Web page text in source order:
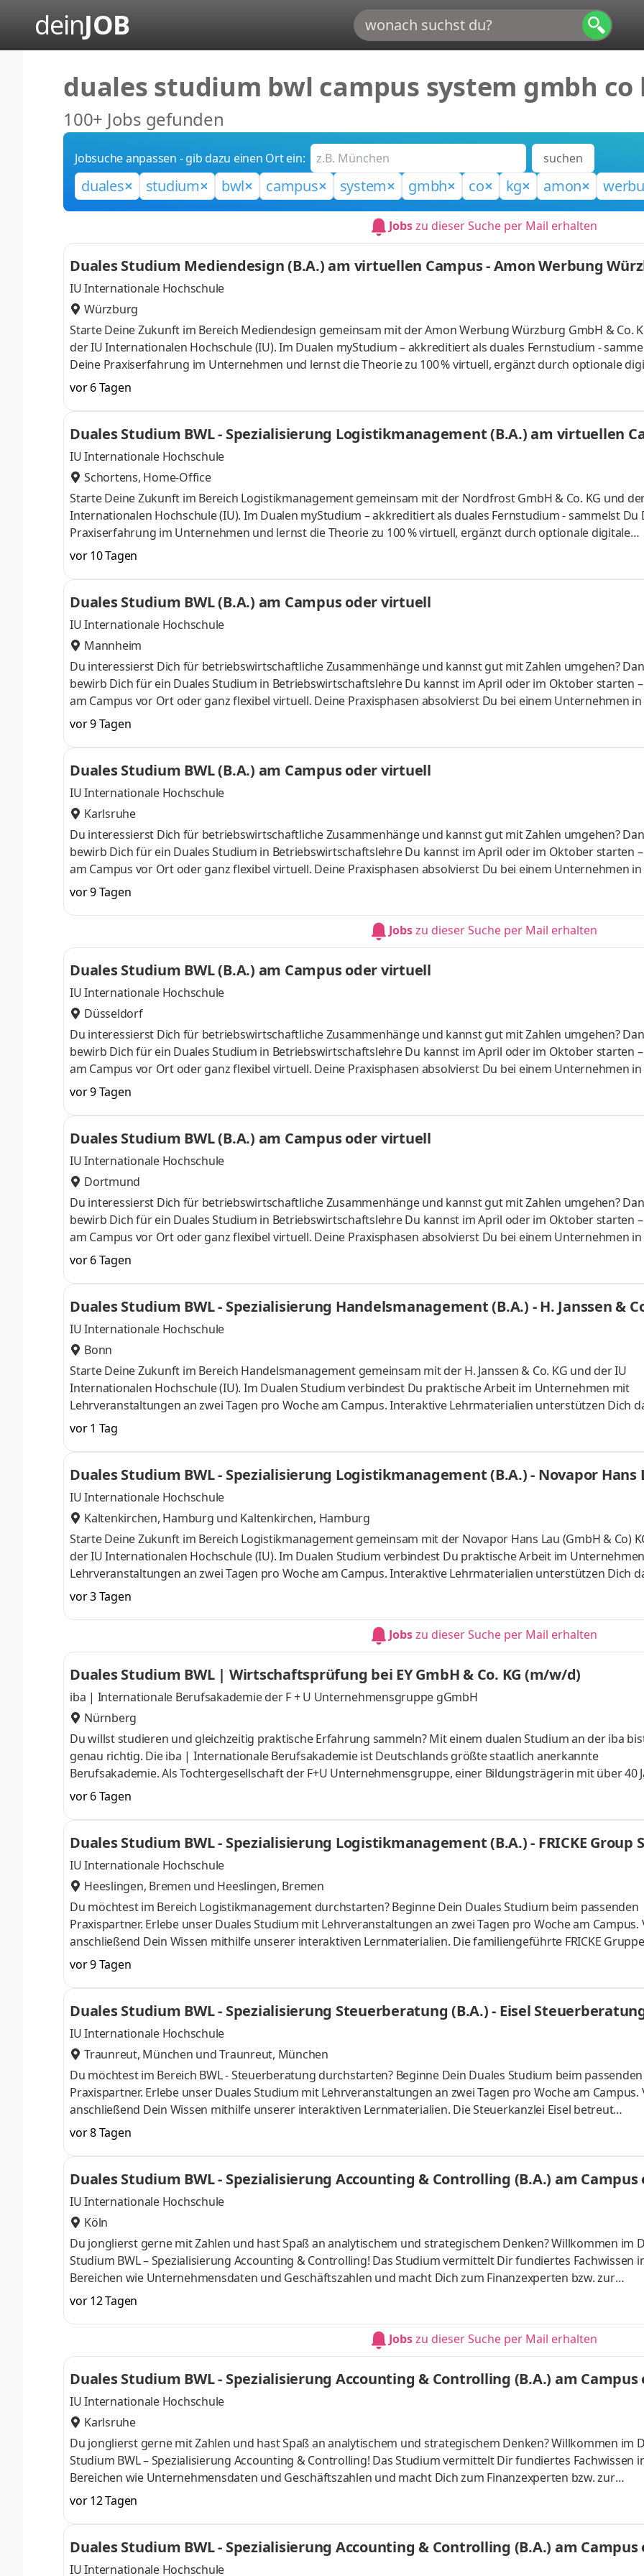
deinJOB
duales studium bwl campus system gmbh
100+ Jobs gefunden
Jobsuche anpassen - gib dazu einen Ort ein: suchen
duales studium bwl campus system gmbh co kg amon
Jobszu dieser Suche per Mail erhalten
Duales Studium Mediendesign (B.A.) am virtuellen Campus - Amon Werbung
IU Internationale Hochschule
Würzburg
Starte Deine Zukunft im Bereich Mediendesign gemeinsam mit der Amon Werbung Würzburg GmbH & Co.
der IU Internationalen Hochschule (IU). Im Dualen myStudium – akkreditiert als duales Fernstudium -
Deine Praxiserfahrung im Unternehmen und lernst die Theorie zu 100 % virtuell, ergänzt durch optionale
Begleitveranstaltungen. Amon Werbung Werbetechnik aus Würzburg – wir mixen kreative Ideen mit
Druck- und Werbetechnik. Unser Team rockt coole Konzepte von Layout bis Umsetzung. Gestaltung,
Montage läuft bei uns im Haus zusammen. Wir setzen auf frische Ideen, schnelle Umsetzung und Spaß an
in einer jungen, offenen Atmosphäre. Standort: Wür
vor 6 Tagen
Duales Studium BWL - Spezialisierung Logistikmanagement (B.A.) am virtuellen
& Co. KG
IU Internationale Hochschule
Schortens, Home-Office
Starte Deine Zukunft im Bereich Logistikmanagement gemeinsam mit der Nordfrost GmbH & Co. KG und
Internationalen Hochschule (IU). Im Dualen myStudium – akkreditiert als duales Fernstudium - sammelst Du
Praxiserfahrung im Unternehmen und lernst die Theorie zu 100 % virtuell, ergänzt durch optionale digitale
Begleitveranstaltungen. Seit 50 Jahren sind wir Logistiker aus Leidenschaft. Als Deutschlands Marktführer im
der Tiefkühllogistik beschäftigen wir rund 2.300 Mitarbeiterinnen und Mitarbeiter in der Europa-Zentrale im
friesischen Schortens und an den 40 bundesweit gelegenen NORDFROST-Tiefkühlstandorten. Werde auch
unseres Teams und starte bei uns zum 1. Oktober
vor 10 Tagen
Duales Studium BWL (B.A.) am Campus oder virtuell
IU Internationale Hochschule
Mannheim
Du interessierst Dich für betriebswirtschaftliche Zusammenhänge und kannst gut mit Zahlen umgehen?
bewirb Dich für ein Duales Studium in Betriebswirtschaftslehre Du kannst im April oder im Oktober starten
am Campus vor Ort oder ganz flexibel virtuell. Deine Praxisphasen absolvierst Du bei einem Unternehmen
Nähe. Ab dem 3. Semester belegst Du eine von fünf Spezialisierungsmöglichkeiten – und kannst Dich so noch
gezielter auf Deinen Traumjob vorbereiten: Accounting &
ControllingSteuerberatungSozialmanagementHandelsmanagementLogistikmanagement Aufgaben Du
Studium ohne Numerus clausus oder Aufnahmeprüfung startenDu absolvierst ein staatlich anerkanntes
vor 9 Tagen
Duales Studium BWL (B.A.) am Campus oder virtuell
IU Internationale Hochschule
Karlsruhe
Du interessierst Dich für betriebswirtschaftliche Zusammenhänge und kannst gut mit Zahlen umgehen?
bewirb Dich für ein Duales Studium in Betriebswirtschaftslehre Du kannst im April oder im Oktober starten
am Campus vor Ort oder ganz flexibel virtuell. Deine Praxisphasen absolvierst Du bei einem Unternehmen
Nähe. Ab dem 3. Semester belegst Du eine von fünf Spezialisierungsmöglichkeiten – und kannst Dich so noch
gezielter auf Deinen Traumjob vorbereiten: Accounting &
ControllingSteuerberatungSozialmanagementHandelsmanagementLogistikmanagement Aufgaben Du
Studium ohne Numerus clausus oder Aufnahmeprüfung startenDu absolvierst ein staatlich anerkanntes
vor 9 Tagen
Jobszu dieser Suche per Mail erhalten
Duales Studium BWL (B.A.) am Campus oder virtuell
IU Internationale Hochschule
Düsseldorf
Du interessierst Dich für betriebswirtschaftliche Zusammenhänge und kannst gut mit Zahlen umgehen?
bewirb Dich für ein Duales Studium in Betriebswirtschaftslehre Du kannst im April oder im Oktober starten
am Campus vor Ort oder ganz flexibel virtuell. Deine Praxisphasen absolvierst Du bei einem Unternehmen
Nähe. Ab dem 3. Semester belegst Du eine von fünf Spezialisierungsmöglichkeiten – und kannst Dich so noch
gezielter auf Deinen Traumjob vorbereiten: Accounting &
ControllingSteuerberatungSozialmanagementHandelsmanagementLogistikmanagement Aufgaben Du
Studium ohne Numerus clausus oder Aufnahmeprüfung startenDu absolvierst ein staatlich anerkanntes
vor 9 Tagen
Duales Studium BWL (B.A.) am Campus oder virtuell
IU Internationale Hochschule
Dortmund
Du interessierst Dich für betriebswirtschaftliche Zusammenhänge und kannst gut mit Zahlen umgehen?
bewirb Dich für ein Duales Studium in Betriebswirtschaftslehre Du kannst im April oder im Oktober starten
am Campus vor Ort oder ganz flexibel virtuell. Deine Praxisphasen absolvierst Du bei einem Unternehmen
Nähe. Ab dem 3. Semester belegst Du eine von fünf Spezialisierungsmöglichkeiten – und kannst Dich so noch
gezielter auf Deinen Traumjob vorbereiten: Accounting &
ControllingSteuerberatungSozialmanagementHandelsmanagementLogistikmanagement Aufgaben Du
Studium ohne Numerus clausus oder Aufnahmeprüfung startenDu absolvierst ein staatlich anerkanntes
vor 6 Tagen
Duales Studium BWL - Spezialisierung Handelsmanagement (B.A.) - H. Janssen &
IU Internationale Hochschule
Bonn
Starte Deine Zukunft im Bereich Handelsmanagement gemeinsam mit der H. Janssen & Co. KG und der IU
Internationalen Hochschule (IU). Im Dualen Studium verbindest Du praktische Arbeit im Unternehmen mit
Lehrveranstaltungen an zwei Tagen pro Woche am Campus. Interaktive Lehrmaterialien unterstützen Dich
Dein Wissen gezielt zu vertiefen. Janssen – Ein kompetenter Fachhändler rund um das Dachdeckerhandwerk.
große Auswahl und Menge hochwertiger Produkte, schnelle Lieferungen, Mietgeräte- und Hochkran-Service,
erhalten unsere Kund:innen das Komplettpaket. Und das alles aus einer Hand. Modern, traditionell &
Werde auch Du Teil unseres Teams und starte bei uns zum
vor 1 Tag
Duales Studium BWL - Spezialisierung Logistikmanagement (B.A.) - Novapor Hans
IU Internationale Hochschule
Kaltenkirchen, Hamburg und Kaltenkirchen, Hamburg
Starte Deine Zukunft im Bereich Logistikmanagement gemeinsam mit der Novapor Hans Lau (GmbH & Co)
der IU Internationalen Hochschule (IU). Im Dualen Studium verbindest Du praktische Arbeit im
Lehrveranstaltungen an zwei Tagen pro Woche am Campus. Interaktive Lehrmaterialien unterstützen Dich
Dein Wissen gezielt zu vertiefen. Durch die Kombination von Kreativität, Fachwissen und Technologie
neue Möglichkeiten im Bereich Verpackung und Transportschutz. Wir arbeiten gemeinsam daran, Prozesse
einfacher, Produkte besser und Kundenlösungen nachhaltiger zu machen. Dabei setzen wir auf Teamgeist,
Eigenverantwortung und moderne Technologien. Werde auch Du Tei
vor 3 Tagen
Jobszu dieser Suche per Mail erhalten
Duales Studium BWL | Wirtschaftsprüfung bei EY GmbH & Co. KG (m/w/d)
iba | Internationale Berufsakademie der F + U Unternehmensgruppe gGmbH
Nürnberg
Du willst studieren und gleichzeitig praktische Erfahrung sammeln? Mit einem dualen Studium an der iba
genau richtig. Die iba | Internationale Berufsakademie ist Deutschlands größte staatlich anerkannte
Berufsakademie. Als Tochtergesellschaft der F+U Unternehmensgruppe, einer Bildungsträgerin mit über 40
Erfahrung im Bildungssektor, dreizehn Studienorten (plus virtuellem Campus) deutschlandweit,
Lehrpersonal und Professor:innen, aktuellen Inhalten sowie einem umfassenden
wir die ideale Bildungspartnerin für ein duales Bachelorstudium. Du studierst an der iba im Modell der
Woche. Dabei bist du zwei feste Tage an de
vor 6 Tagen
Duales Studium BWL - Spezialisierung Logistikmanagement (B.A.) - FRICKE Group
IU Internationale Hochschule
Heeslingen, Bremen und Heeslingen, Bremen
Du möchtest im Bereich Logistikmanagement durchstarten? Beginne Dein Duales Studium beim passenden
Praxispartner. Erlebe unser Duales Studium mit Lehrveranstaltungen an zwei Tagen pro Woche am Campus.
anschließend Dein Wissen mithilfe unserer interaktiven Lernmaterialien. Die familiengeführte FRICKE Gruppe
im Laufe der 100-jährigen Historie vom klassischen Landmaschinenhändler zu einem erfolgreichen
Händler für Landmaschinen, Gartentechnik, Nutzfahrzeuge und Ersatzteile entwickelt. Mit 3.471
verteilt auf 84 Standorte in 27 Ländern - arbeiten wir gemeinsam am weiteren Ausbau unserer
auch Du Teil unseres Teams und start
vor 9 Tagen
Duales Studium BWL - Spezialisierung Steuerberatung (B.A.) - Eisel
KG
IU Internationale Hochschule
Traunreut, München undTraunreut, München
Du möchtest im Bereich BWL - Steuerberatung durchstarten? Beginne Dein Duales Studium beim passenden
Praxispartner. Erlebe unser Duales Studium mit Lehrveranstaltungen an zwei Tagen pro Woche am Campus.
anschließend Dein Wissen mithilfe unserer interaktiven Lernmaterialien. Die Steuerkanzlei Eisel betreut
Unternehmen, Selbstständige und Privatpersonen in steuerlichen und betriebswirtschaftlichen Fragen.
Schwerpunkte liegen in der Finanz- und Lohnbuchhaltung, der Erstellung von Jahresabschlüssen und
Steuererklärungen sowie der laufenden steuerlichen Beratung. Wir arbeiten strukturiert, digital und
mandantenorientiert. Als Praxispartner im dualen Studium legen wir Wert darauf,
vor 8 Tagen
Duales Studium BWL - Spezialisierung Accounting & Controlling (B.A.) am
IU Internationale Hochschule
Köln
Du jonglierst gerne mit Zahlen und hast Spaß an analytischem und strategischem Denken? Willkommen im
Studium BWL – Spezialisierung Accounting & Controlling! Das Studium vermittelt Dir fundiertes Fachwissen
Bereichen wie Unternehmensdaten und Geschäftszahlen und macht Dich zum Finanzexperten bzw. zur
Finanzexpertin. Du kannst im April oder im Oktober starten – direkt am Campus vor Ort oder ganz flexibel
Deine Praxisphasen absolvierst Du bei einem Unternehmen in Deiner Nähe. Aufgaben Du kannst Dein
Numerus clausus oder Aufnahmeprüfung startenDu absolvierst ein staatlich anerkanntes Bachelorstudium
praxisnahen InhaltenDeine Studienberatung, Study Guides und
vor 12 Tagen
Jobszu dieser Suche per Mail erhalten
Duales Studium BWL - Spezialisierung Accounting & Controlling (B.A.) am
IU Internationale Hochschule
Karlsruhe
Du jonglierst gerne mit Zahlen und hast Spaß an analytischem und strategischem Denken? Willkommen im
Studium BWL – Spezialisierung Accounting & Controlling! Das Studium vermittelt Dir fundiertes Fachwissen
Bereichen wie Unternehmensdaten und Geschäftszahlen und macht Dich zum Finanzexperten bzw. zur
Finanzexpertin. Du kannst im April oder im Oktober starten – direkt am Campus vor Ort oder ganz flexibel
Deine Praxisphasen absolvierst Du bei einem Unternehmen in Deiner Nähe. Aufgaben Du kannst Dein
Numerus clausus oder Aufnahmeprüfung startenDu absolvierst ein staatlich anerkanntes Bachelorstudium
praxisnahen InhaltenDeine Studienberatung, Study Guides und
vor 12 Tagen
Duales Studium BWL - Spezialisierung Accounting & Controlling (B.A.) am
IU Internationale Hochschule